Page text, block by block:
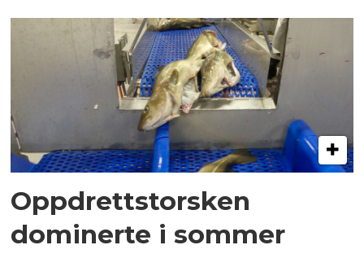
Oppdrettstorsken
dominerte i sommer